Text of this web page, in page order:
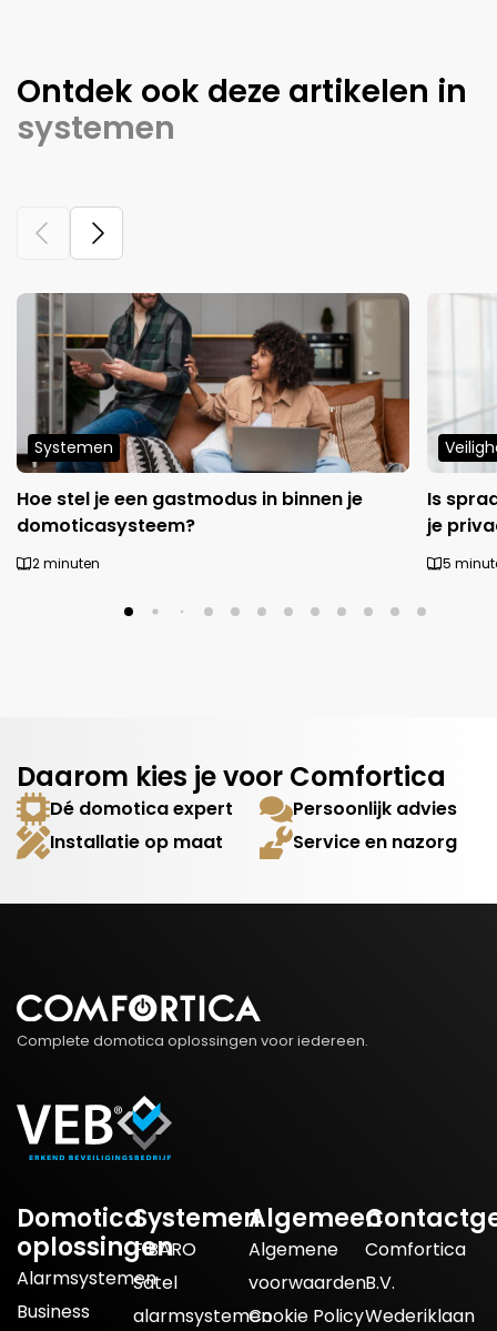
Ontdek ook deze artikelen in
systemen
Systemen
Hoe stel je een gastmodus in binnen je
domoticasysteem?
2 minuten
Is
je
5
Daarom kies je voor Comfortica
Dé domotica expert
Persoonlijk advies
Installatie op maat
Service en nazorg
Complete domotica oplossingen voor iedereen.
Domotica
oplossingen
Alarmsystemen
Business
Systemen
FIBARO
Satel
alarmsystemen
Algemeen
Algemene
voorwaarden
Cookie Policy
Comfortica
B.V.
Wederiklaan